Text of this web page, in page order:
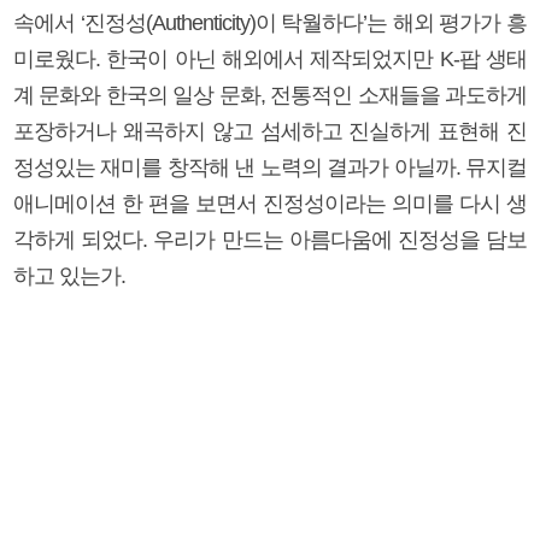
속에서 ‘진정성(Authenticity)이 탁월하다’는 해외 평가가 흥
미로웠다. 한국이 아닌 해외에서 제작되었지만 K-팝 생태
계 문화와 한국의 일상 문화, 전통적인 소재들을 과도하게
포장하거나 왜곡하지 않고 섬세하고 진실하게 표현해 진
정성있는 재미를 창작해 낸 노력의 결과가 아닐까. 뮤지컬
애니메이션 한 편을 보면서 진정성이라는 의미를 다시 생
각하게 되었다. 우리가 만드는 아름다움에 진정성을 담보
하고 있는가.